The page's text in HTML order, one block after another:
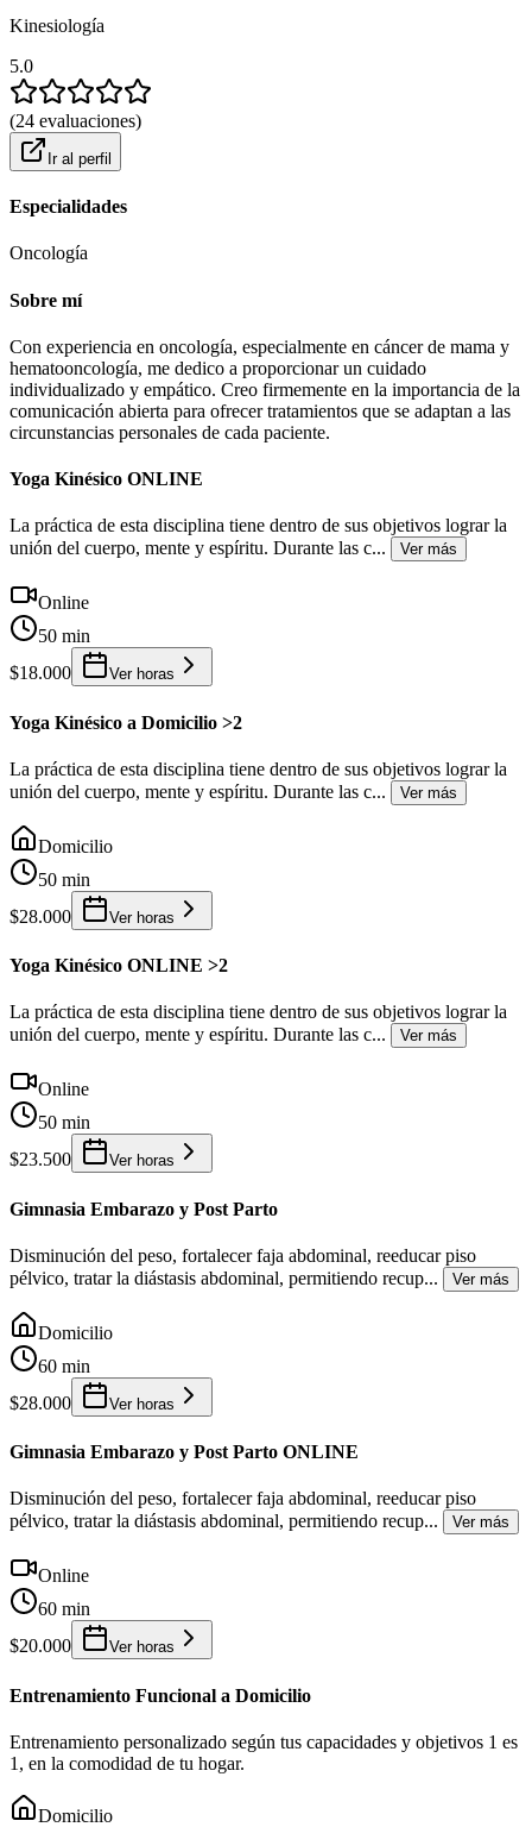
Kinesiología
5.0
(24 evaluaciones)
Ir al perfil
Especialidades
Oncología
Sobre mí
Con experiencia en oncología, especialmente en cáncer de mama y
hematooncología, me dedico a proporcionar un cuidado
individualizado y empático. Creo firmemente en la importancia de la
comunicación abierta para ofrecer tratamientos que se adaptan a las
circunstancias personales de cada paciente.
Yoga Kinésico ONLINE
La práctica de esta disciplina tiene dentro de sus objetivos lograr la
unión del cuerpo, mente y espíritu. Durante las c... Ver más
Online
50 min
$18.000
Ver horas
Yoga Kinésico a Domicilio >2
La práctica de esta disciplina tiene dentro de sus objetivos lograr la
unión del cuerpo, mente y espíritu. Durante las c... Ver más
Domicilio
50 min
$28.000
Ver horas
Yoga Kinésico ONLINE >2
La práctica de esta disciplina tiene dentro de sus objetivos lograr la
unión del cuerpo, mente y espíritu. Durante las c... Ver más
Online
50 min
$23.500
Ver horas
Gimnasia Embarazo y Post Parto
Disminución del peso, fortalecer faja abdominal, reeducar piso
pélvico, tratar la diástasis abdominal, permitiendo recup... Ver más
Domicilio
60 min
$28.000
Ver horas
Gimnasia Embarazo y Post Parto ONLINE
Disminución del peso, fortalecer faja abdominal, reeducar piso
pélvico, tratar la diástasis abdominal, permitiendo recup... Ver más
Online
60 min
$20.000
Ver horas
Entrenamiento Funcional a Domicilio
Entrenamiento personalizado según tus capacidades y objetivos 1 es
1, en la comodidad de tu hogar.
Domicilio